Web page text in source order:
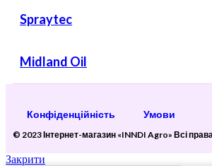
Spraytec
Midland Oil
Конфіденційність Умови
© 2023 Інтернет-магазин «INNDI Agro» Всі
Закрити